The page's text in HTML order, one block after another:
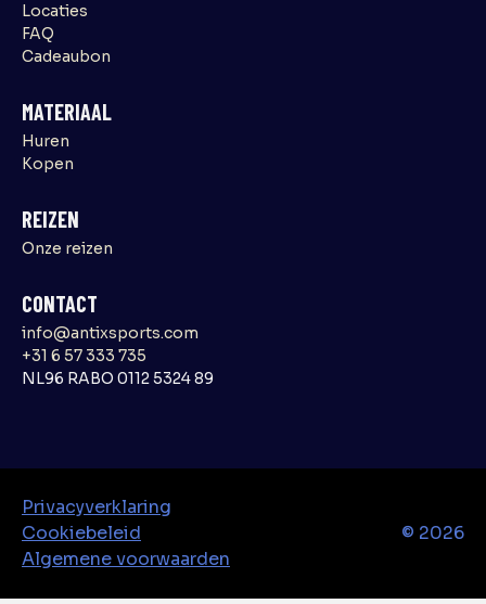
Locaties
FAQ
Cadeaubon
MATERIAAL
Huren
Kopen
REIZEN
Onze reizen
CONTACT
info@antixsports.com
+31 6 57 333 735
NL96 RABO 0112 5324 89
Privacyverklaring
Cookiebeleid
Algemene voorwaarden
© 2026